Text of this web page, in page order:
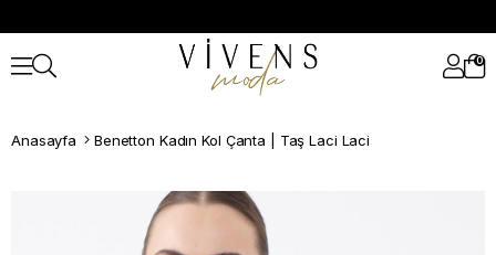
0
Anasayfa Benetton Kadın Kol Çanta | Taş Laci Laci